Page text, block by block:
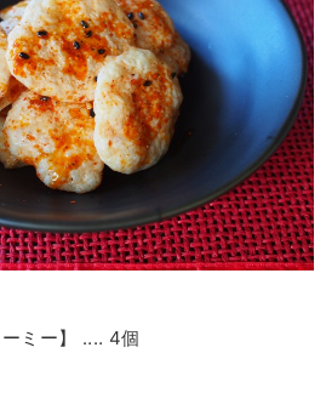
ミー】 ‥‥ 4個